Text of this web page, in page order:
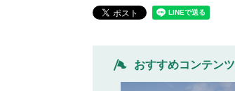
おすすめコンテンツ